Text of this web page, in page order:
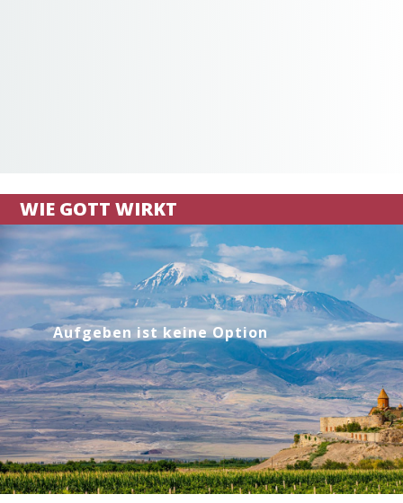
WIE GOTT WIRKT
Aufgeben ist keine Option